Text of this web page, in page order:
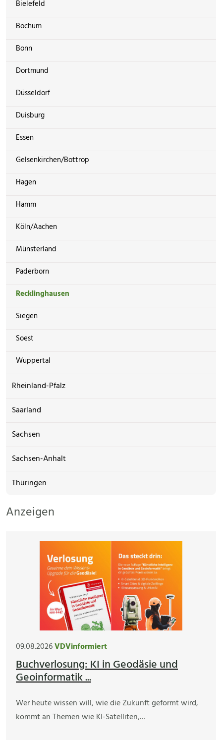
Bielefeld
Bochum
Bonn
Dortmund
Düsseldorf
Duisburg
Essen
Gelsenkirchen/Bottrop
Hagen
Hamm
Köln/Aachen
Münsterland
Paderborn
Recklinghausen
Siegen
Soest
Wuppertal
Rheinland-Pfalz
Saarland
Sachsen
Sachsen-Anhalt
Thüringen
Anzeigen
09.08.2026VDVinformiert
Buchverlosung: KI in Geodäsie und
Geoinformatik ...
Wer heute wissen will, wie die Zukunft geformt wird,
kommt an Themen wie KI-Satelliten,…